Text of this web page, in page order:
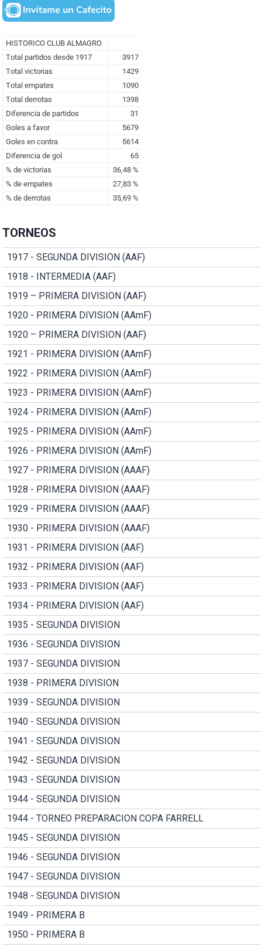
TORNEOS
1917 - SEGUNDA DIVISION (AAF)
1918 - INTERMEDIA (AAF)
1919 – PRIMERA DIVISION (AAF)
1920 - PRIMERA DIVISION (AAmF)
1920 – PRIMERA DIVISION (AAF)
1921 - PRIMERA DIVISION (AAmF)
1922 - PRIMERA DIVISION (AAmF)
1923 - PRIMERA DIVISION (AAmF)
1924 - PRIMERA DIVISION (AAmF)
1925 - PRIMERA DIVISION (AAmF)
1926 - PRIMERA DIVISION (AAmF)
1927 - PRIMERA DIVISION (AAAF)
1928 - PRIMERA DIVISION (AAAF)
1929 - PRIMERA DIVISION (AAAF)
1930 - PRIMERA DIVISION (AAAF)
1931 - PRIMERA DIVISION (AAF)
1932 - PRIMERA DIVISION (AAF)
1933 - PRIMERA DIVISION (AAF)
1934 - PRIMERA DIVISION (AAF)
1935 - SEGUNDA DIVISION
1936 - SEGUNDA DIVISION
1937 - SEGUNDA DIVISION
1938 - PRIMERA DIVISION
1939 - SEGUNDA DIVISION
1940 - SEGUNDA DIVISION
1941 - SEGUNDA DIVISION
1942 - SEGUNDA DIVISION
1943 - SEGUNDA DIVISION
1944 - SEGUNDA DIVISION
1944 - TORNEO PREPARACION COPA FARRELL
1945 - SEGUNDA DIVISION
1946 - SEGUNDA DIVISION
1947 - SEGUNDA DIVISION
1948 - SEGUNDA DIVISION
1949 - PRIMERA B
1950 - PRIMERA B